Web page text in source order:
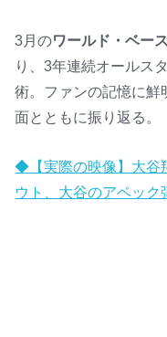
3月のワールド・ベー
り、3年連続オールス
術。ファンの記憶に鮮
面とともに振り返る。
◆【実際の映像】大谷
ウト、大谷のアベック